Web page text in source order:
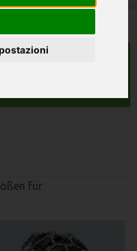
für